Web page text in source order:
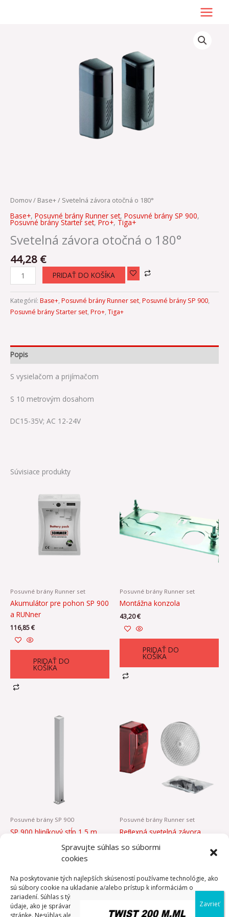
Spravujte súhlas so súbormi
cookies
Na poskytovanie tých najlepších skúseností používame technológie, ako
sú súbory cookie na ukladanie a/alebo prístup k informáciám o
zariadení. Súhlas s týmito technológiami nám umožní spracovávať
údaje, ako je správanie pri prehliadaní alebo jedinečné ID na tejto
stránke. Nesúhlas alebo odvolanie súhlasu môže nepriaznivo ovplyvniť
Domov/ Base+/ Svetelná závora otočná o 180°
Base+, Posuvné brány Runner set, Posuvné brány SP 900,
Posuvné brány Starter set, Pro+, Tiga+
Svetelná závora otočná o 180°
44,28 €
PRIDAŤ DO KOŠÍKA
Kategórií: Base+, Posuvné brány Runner set, Posuvné brány SP 900,
Posuvné brány Starter set, Pro+, Tiga+
Popis
S vysielačom a prijímačom
S 10 metrovým dosahom
DC15-35V; AC 12-24V
Súvisiace produkty
Posuvné brány Runner set
Akumulátor pre pohon SP 900
a RUNner
116,85€
PRIDAŤ DO
KOŠÍKA
Posuvné brány Runner set
Montážna konzola
43,20€
PRIDAŤ DO
KOŠÍKA
Posuvné brány SP 900
SP 900 hliníkový stĺp 1,5 m
PRIDAŤ DO
KOŠÍKA
Posuvné brány Runner set
Reﬂexná svetelná závora
102,09€
PRIDAŤ DO
KOŠÍKA